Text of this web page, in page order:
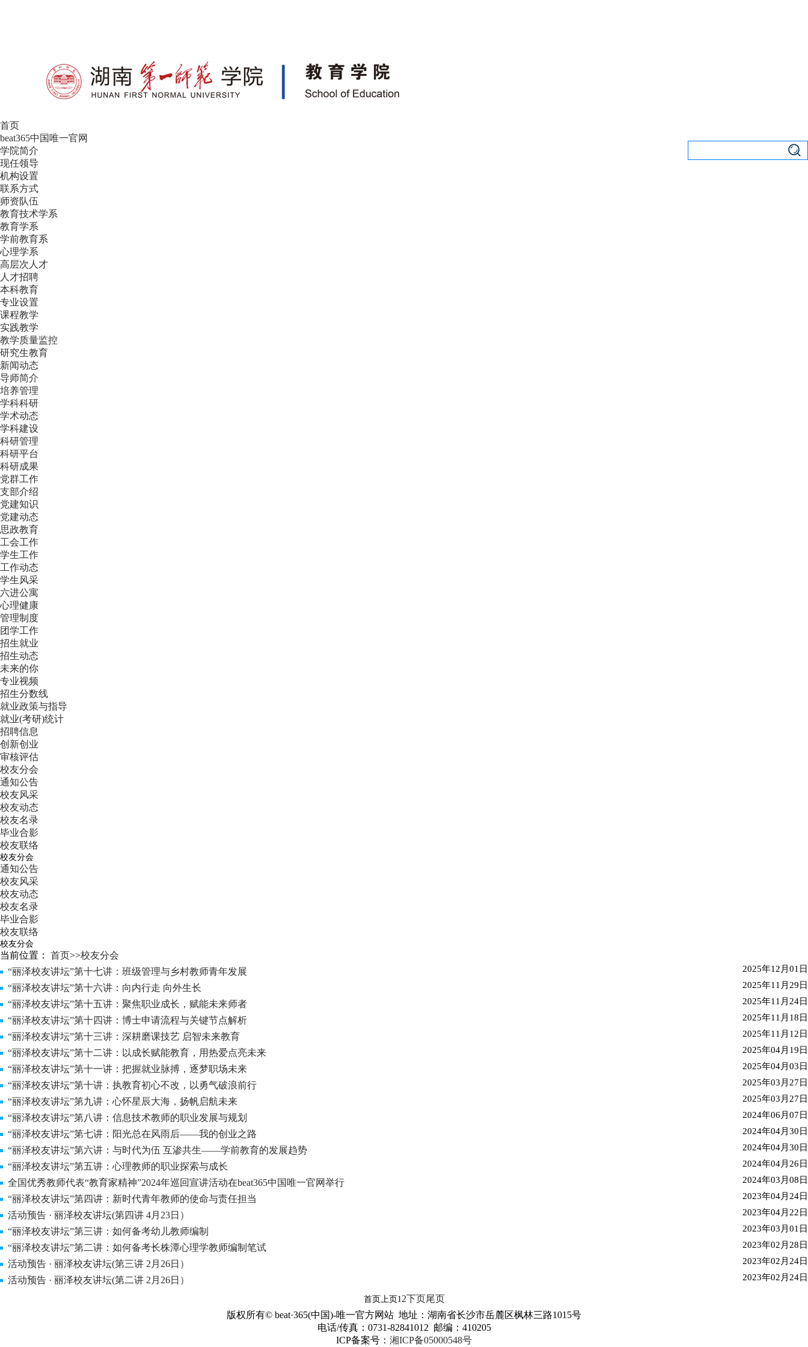
首页
beat365中国唯一官网
学院简介
现任领导
机构设置
联系方式
师资队伍
教育技术学系
教育学系
学前教育系
心理学系
高层次人才
人才招聘
本科教育
专业设置
课程教学
实践教学
教学质量监控
研究生教育
新闻动态
导师简介
培养管理
学科科研
学术动态
学科建设
科研管理
科研平台
科研成果
党群工作
支部介绍
党建知识
党建动态
思政教育
工会工作
学生工作
工作动态
学生风采
六进公寓
心理健康
管理制度
团学工作
招生就业
招生动态
未来的你
专业视频
招生分数线
就业政策与指导
就业(考研)统计
招聘信息
创新创业
审核评估
校友分会
通知公告
校友风采
校友动态
校友名录
毕业合影
校友联络
校友分会
通知公告
校友风采
校友动态
校友名录
毕业合影
校友联络
校友分会
当前位置： 首页>>校友分会
“丽泽校友讲坛”第十七讲：班级管理与乡村教师青年发展
2025年12月01日
“丽泽校友讲坛”第十六讲：向内行走 向外生长 2025年11月29日
“丽泽校友讲坛”第十五讲：聚焦职业成长，赋能未来师者 2025年11月24日
“丽泽校友讲坛”第十四讲：博士申请流程与关键节点解析 2025年11月18日
“丽泽校友讲坛”第十三讲：深耕磨课技艺 启智未来教育 2025年11月12日
“丽泽校友讲坛”第十二讲：以成长赋能教育，用热爱点亮未来 2025年04月19日
“丽泽校友讲坛”第十一讲：把握就业脉搏，逐梦职场未来 2025年04月03日
“丽泽校友讲坛”第十讲：执教育初心不改，以勇气破浪前行 2025年03月27日
“丽泽校友讲坛”第九讲：心怀星辰大海，扬帆启航未来 2025年03月27日
“丽泽校友讲坛”第八讲：信息技术教师的职业发展与规划 2024年06月07日
“丽泽校友讲坛”第七讲：阳光总在风雨后——我的创业之路 2024年04月30日
“丽泽校友讲坛”第六讲：与时代为伍 互渗共生——学前教育的发展趋势 2024年04月30日
“丽泽校友讲坛”第五讲：心理教师的职业探索与成长 2024年04月26日
全国优秀教师代表“教育家精神”2024年巡回宣讲活动在beat365中国唯一官网举行 2024年03月08日
“丽泽校友讲坛”第四讲：新时代青年教师的使命与责任担当 2023年04月24日
活动预告 · 丽泽校友讲坛(第四讲 4月23日） 2023年04月22日
“丽泽校友讲坛”第三讲：如何备考幼儿教师编制 2023年03月01日
“丽泽校友讲坛”第二讲：如何备考长株潭心理学教师编制笔试 2023年02月28日
活动预告 · 丽泽校友讲坛(第三讲 2月26日） 2023年02月24日
活动预告 · 丽泽校友讲坛(第二讲 2月26日） 2023年02月24日
首页上页12下页尾页
版权所有© beat·365(中国)-唯一官方网站 地址：湖南省长沙市岳麓区枫林三路1015号
电话/传真：0731-82841012 邮编：410205
ICP备案号： 湘ICP备05000548号